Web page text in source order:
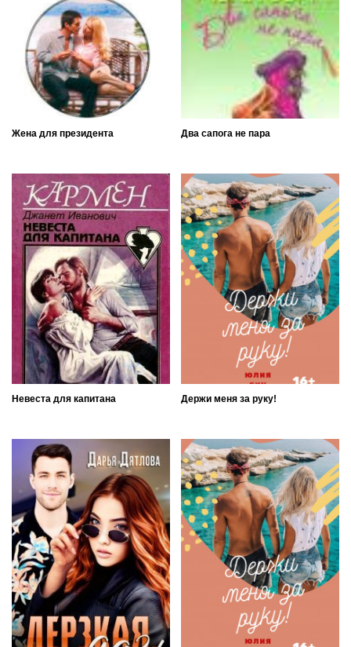
Жена для президента Два сапога не пара
Невеста для капитана Держи меня за руку!